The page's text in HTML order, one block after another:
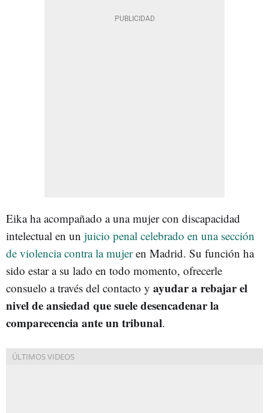
Eika ha acompañado a una mujer con discapacidad
intelectual en un juicio penal celebrado en una sección
de violencia contra la mujeren Madrid. Su función ha
sido estar a su lado en todo momento, ofrecerle
consuelo a través del contacto y ayudar a rebajar el
nivel de ansiedad que suele desencadenar la
comparecencia ante un tribunal.